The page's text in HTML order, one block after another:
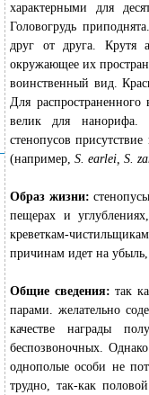
характерными для
Головогрудь
друг от друга. Крутя
окружающее их
воинственный вид.
Для
велик для нанорифа.
стенопусов
(например, S. earlei, S.
Образ жизни:
пещерах и
креветкам-
причинам идет на
Общие сведения: так
парами. желательно
качестве награды
беспозвоночных. Однако
однополые особи не
трудно, так-как